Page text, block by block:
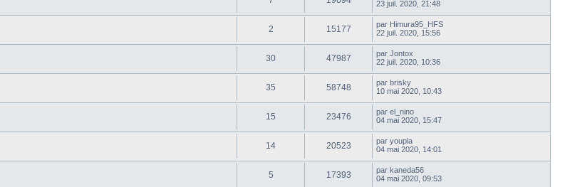
23 juil. 2020, 21:48
2 15177 par Himura95_HFS
22 juil. 2020, 15:56
30 47987 par Jontox
22 juil. 2020, 10:36
35 58748 par brisky
10 mai 2020, 10:43
15 23476 par el_nino
04 mai 2020, 15:47
14 20523 par youpla
04 mai 2020, 14:01
5 17393 par kaneda56
04 mai 2020, 09:53